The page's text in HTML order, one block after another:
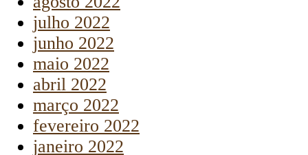
julho 2022
junho 2022
maio 2022
abril 2022
março 2022
fevereiro 2022
janeiro 2022